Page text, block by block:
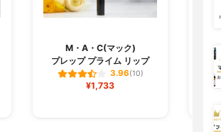
M・A・C(マック)
プレップ プライム リップ
3.96(10)
¥1,733